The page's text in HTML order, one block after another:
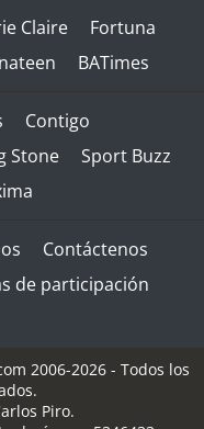
Claire
Fortuna
BATimes
Contigo
Stone
Sport Buzz
Contáctenos
de participación
2006-2026 - Todos los
Piro.